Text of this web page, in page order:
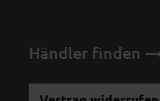
Händler finden